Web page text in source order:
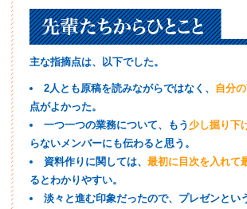
主な指摘点は、以下でした。
2人とも原稿を読みながらではなく、 自分
点がよかった。
一つ一つの業務について、もう少し掘り下
らないメンバーにも伝わると思う。
資料作りに関しては、最初に目次を入れて
るとわかりやすい。
淡々と進む印象だったので、プレゼンとい